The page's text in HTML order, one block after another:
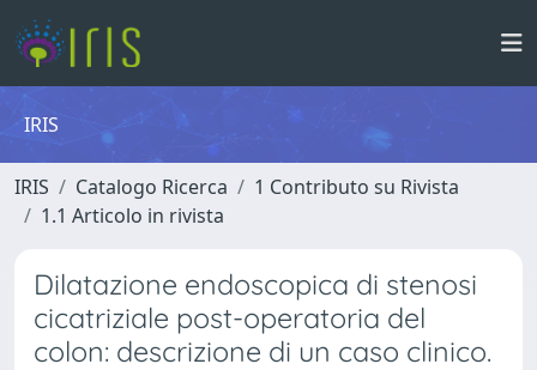
IRIS
IRIS Catalogo Ricerca
1 Contributo su Rivista
1.1 Articolo in rivista
Dilatazione endoscopica di stenosi
cicatriziale post-operatoria del
colon: descrizione di un caso clinico.